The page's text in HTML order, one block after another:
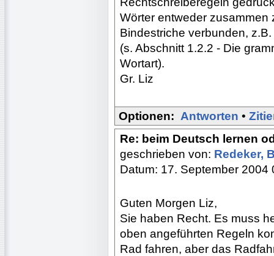
Wörter entweder
Bindestriche verbunden,
(s. Abschnitt 1.2.2 - Die
Wortart).
Gr. Liz
Optionen: Antworten •
Re: beim Deutsch lernen
geschrieben von: Redeker,
Datum: 17. September 2004
Guten Morgen Liz,
Sie haben Recht. Es muss
oben angeführten Regeln
Rad fahren, aber das